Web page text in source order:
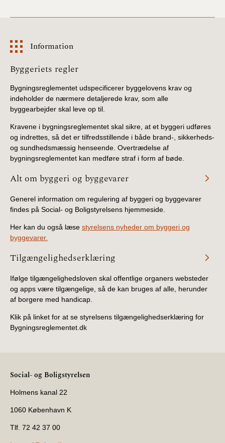
Information
Information
Byggeriets regler
Bygningsreglementet udspecificerer byggelovens krav og
indeholder de nærmere detaljerede krav, som alle
byggearbejder skal leve op til.
Kravene i bygningsreglementet skal sikre, at et byggeri udføres
og indrettes, så det er tilfredsstillende i både brand-, sikkerheds-
og sundhedsmæssig henseende. Overtrædelse af
bygningsreglementet kan medføre straf i form af bøde.
Alt om byggeri og byggevarer
Generel information om regulering af byggeri og byggevarer
findes på Social- og Boligstyrelsens hjemmeside.
Her kan du også læse styrelsens nyheder om byggeri og
byggevarer.
Tilgængelighedserklæring
Ifølge tilgængelighedsloven skal offentlige organers websteder
og apps være tilgængelige, så de kan bruges af alle, herunder
af borgere med handicap.
Klik på linket for at se styrelsens tilgængelighedserklæring for
Bygningsreglementet.dk
Social- og Boligstyrelsen
Holmens kanal 22
1060 København K
Tlf. 72 42 37 00